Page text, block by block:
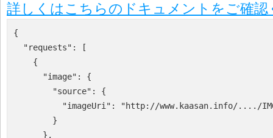
詳しくはこちらのドキュメントをご確認
{
  "requests": [
    {
      "image": {
        "source": {
"imageUri": "http://www.kaasan.info/..../
        }
      },